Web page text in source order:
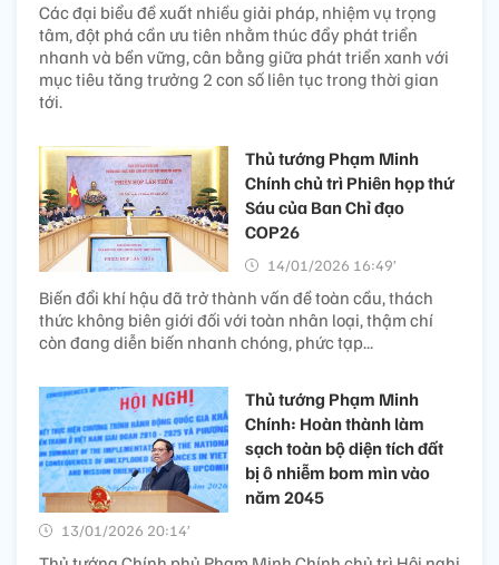
Các đại biểu đề xuất nhiều giải pháp, nhiệm vụ trọng
tâm, đột phá cần ưu tiên nhằm thúc đẩy phát triển
nhanh và bền vững, cân bằng giữa phát triển xanh với
mục tiêu tăng trưởng 2 con số liên tục trong thời gian
tới.
Thủ tướng Phạm Minh
Chính chủ trì Phiên họp thứ
Sáu của Ban Chỉ đạo
COP26
14/01/2026 16:49’
Biến đổi khí hậu đã trở thành vấn đề toàn cầu, thách
thức không biên giới đối với toàn nhân loại, thậm chí
còn đang diễn biến nhanh chóng, phức tạp...
Thủ tướng Phạm Minh
Chính: Hoàn thành làm
sạch toàn bộ diện tích đất
bị ô nhiễm bom mìn vào
năm 2045
13/01/2026 20:14’